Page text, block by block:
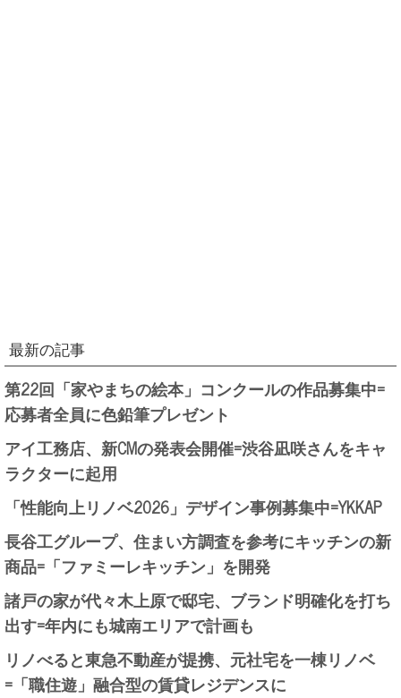
最新の記事
第22回「家やまちの絵本」コンクールの作品募集中=
応募者全員に色鉛筆プレゼント
アイ工務店、新CMの発表会開催=渋谷凪咲さんをキャ
ラクターに起用
「性能向上リノベ2026」デザイン事例募集中=YKKAP
長谷工グループ、住まい方調査を参考にキッチンの新
商品=「ファミーレキッチン」を開発
諸戸の家が代々木上原で邸宅、ブランド明確化を打ち
出す=年内にも城南エリアで計画も
リノべると東急不動産が提携、元社宅を一棟リノベ
=「職住遊」融合型の賃貸レジデンスに